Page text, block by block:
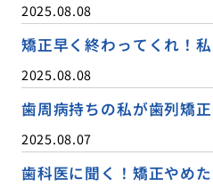
2025.08.08
矯正早く終わってくれ！
2025.08.08
歯周病持ちの私が歯列矯
2025.08.07
歯科医に聞く！矯正やめ